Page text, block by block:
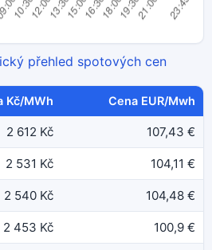
přehled spotových cen
Kč/MWh Cena EUR/Mwh
2 612 Kč 107,43 €
2 531 Kč 104,11 €
2 540 Kč 104,48 €
2 453 Kč 100,9 €